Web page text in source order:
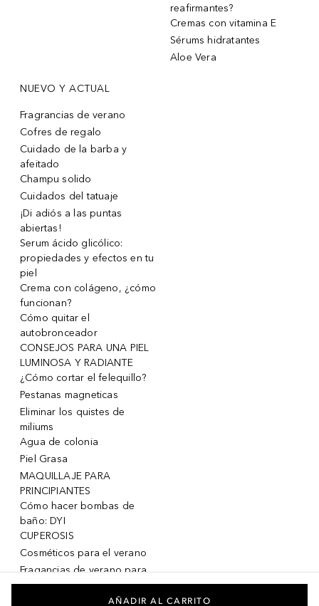
reafirmantes?
Cremas con vitamina E
Sérums hidratantes
Aloe Vera
NUEVO Y ACTUAL
Fragrancias de verano
Cofres de regalo
Cuidado de la barba y
afeitado
Champu solido
Cuidados del tatuaje
¡Di adiós a las puntas
abiertas!
Serum ácido glicólico:
propiedades y efectos en tu
piel
Crema con colágeno, ¿cómo
funcionan?
Cómo quitar el
autobronceador
CONSEJOS PARA UNA PIEL
LUMINOSA Y RADIANTE
¿Cómo cortar el felequillo?
Pestanas magneticas
Eliminar los quistes de
miliums
Agua de colonia
Piel Grasa
MAQUILLAJE PARA
PRINCIPIANTES
Cómo hacer bombas de
baño: DYI
CUPEROSIS
Cosméticos para el verano
Fragancias de verano para
mujeres
Fragancias de verano paraAÑADIR AL CARRITO